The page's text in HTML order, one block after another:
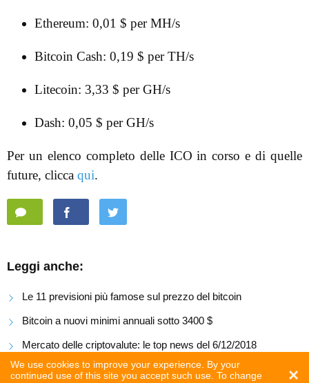
We use cookies to improve your experience. By your
continued use of this site you accept such use. To change
×
Ethereum: 0,01 $ per MH/s
Bitcoin Cash: 0,19 $ per TH/s
Litecoin: 3,33 $ per GH/s
Dash: 0,05 $ per GH/s
Per un elenco completo delle ICO in corso e di quelle
future, clicca qui.
Leggi anche:
Le 11 previsioni più famose sul prezzo del bitcoin
Bitcoin a nuovi minimi annuali sotto 3400 $
Mercato delle criptovalute: le top news del 6/12/2018